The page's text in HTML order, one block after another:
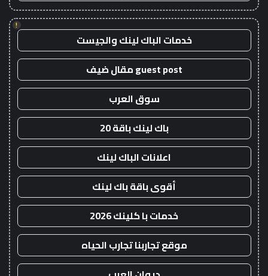
!
خدمات الباك لينك والجيست
guest post مقال ضيف
سوق العرب
باك لينك باقة 20
اعلانات الباك لينك
أقوى باقة باك لينك
خدمات با كلينك 2026
موقع تجاربنا تجارب الحياه